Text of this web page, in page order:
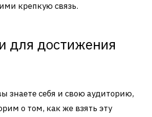
крепкую связь.
для достижения
знаете себя и свою аудиторию,
о том, как же взять эту